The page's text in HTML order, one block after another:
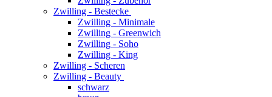
Zwilling - Bestecke
Zwilling - Minimale
Zwilling - Greenwich
Zwilling - Soho
Zwilling - King
Zwilling - Scheren
Zwilling - Beauty
schwarz